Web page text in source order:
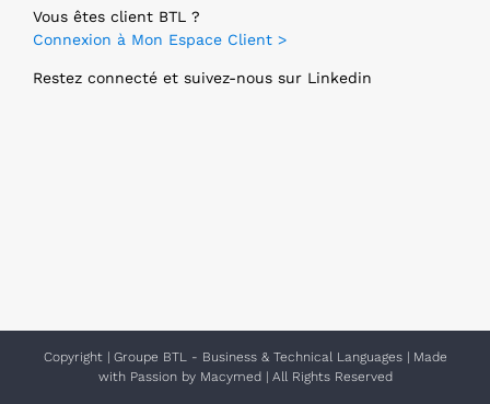
Vous êtes client BTL ?
Connexion à Mon Espace Client >
Restez connecté et suivez-nous sur Linkedin
Copyright | Groupe BTL - Business & Technical Languages | Made
with Passion by Macymed | All Rights Reserved